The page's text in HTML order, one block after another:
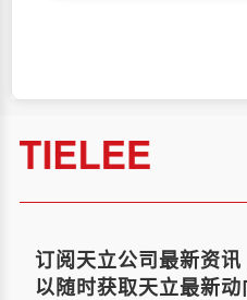
订阅天立公司最新资讯
以随时获取天立最新动